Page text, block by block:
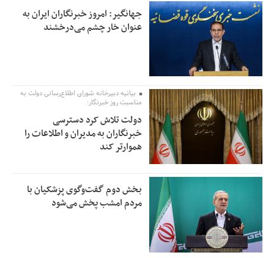
جهانگیر: امروز خبرنگاران ایران به
عنوان خار چشم می‌درخشند
بیانیه دبیرخانه شورای اطلاع‌رسانی دولت به
مناسبت روز خبرنگار:
دولت تلاش کرد دسترسی
خبرنگاران به مدیران و اطلاعات را
هموارتر کند
بخش دوم گفت‌وگوی پزشکیان با
مردم امشب پخش می‌شود